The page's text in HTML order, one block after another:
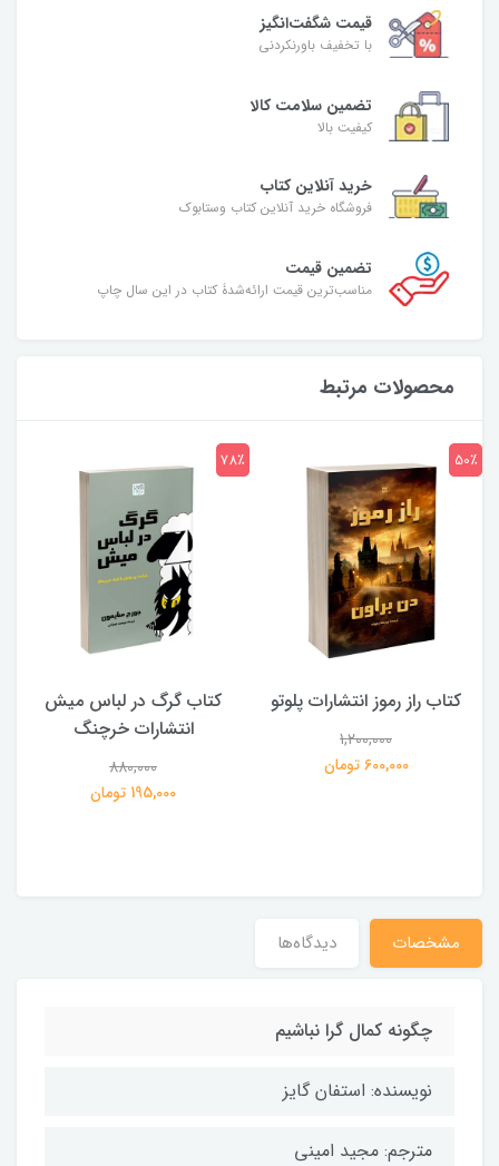
قیمت شگفت‌انگیز
با تخفیف باورنکردنی
تضمین سلامت کالا
کیفیت بالا
خرید آنلاین کتاب
فروشگاه خرید آنلاین کتاب وستابوک
تضمین قیمت
مناسب‌ترین قیمت ارائه‌شدۀ کتاب در این سال چاپ
محصولات مرتبط
کتاب راز رموز انتشارات پلوتو
1,200,000
600,000 تومان
50٪
کتاب گرگ در لباس میش
انتشارات خرچنگ
880,000
195,000 تومان
78٪
مشخصات دیدگاه‌ها
چگونه کمال گرا نباشیم
نویسنده: استفان گایز
مترجم: مجید امینی